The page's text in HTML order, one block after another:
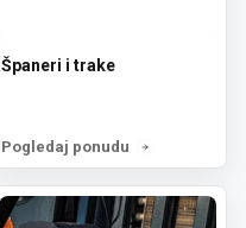
Španeri i trake
Pogledaj ponudu